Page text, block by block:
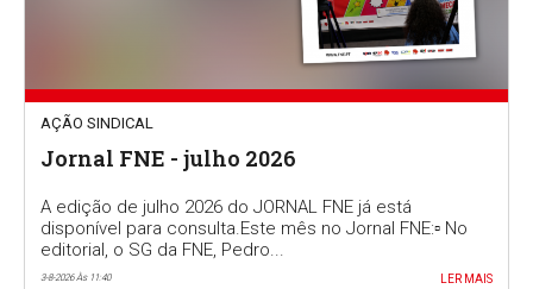
AÇÃO SINDICAL
Jornal FNE - julho 2026
A edição de julho 2026 do JORNAL FNE já está
disponível para consulta.Este mês no Jornal FNE:▫️ No
editorial, o SG da FNE, Pedro...
3-8-2026 Às 11:40 LER MAIS